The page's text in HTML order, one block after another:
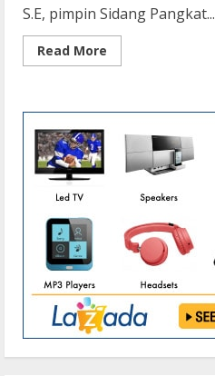
S.E, pimpin Sidang Pangkat...
Read More
more
Bun
Sidang
Kenaikan
Pangkat
Anggota